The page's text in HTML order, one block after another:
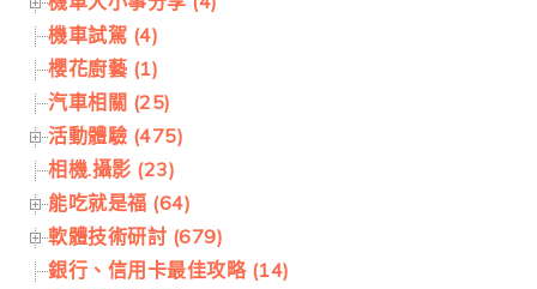
機車試駕 (4)
櫻花廚藝 (1)
汽車相關 (25)
活動體驗 (475)
相機.攝影 (23)
能吃就是福 (64)
軟體技術研討 (679)
銀行、信用卡最佳攻略 (14)